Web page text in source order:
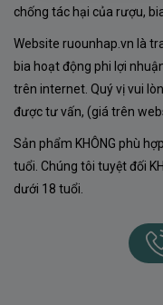
chống tác hại của rượu,
Website ruounhap.vn là
bia hoạt động phi lợi
trên internet. Quý vị vui
được tư vấn, (giá trên
Sản phẩm KHÔNG phù
tuổi. Chúng tôi tuyệt đối
dưới 18 tuổi.